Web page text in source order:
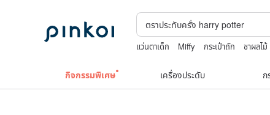
แว่นตาเด็ก Miffy กระเป๋าถัก ชาผลไม้
กิจกรรมพิเศษ เครื่องประดับ ก